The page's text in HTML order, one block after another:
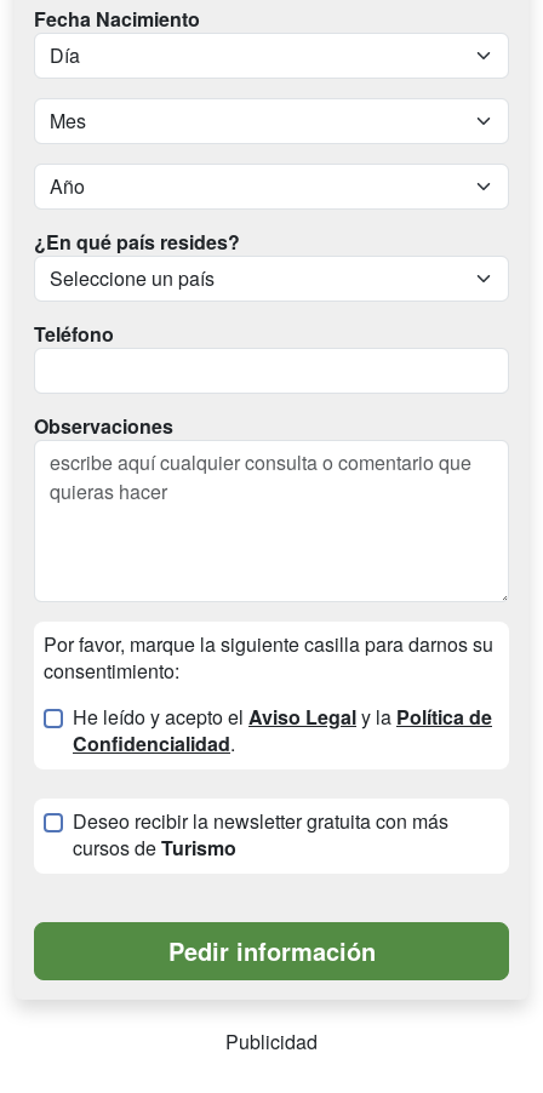
Fecha Nacimiento
¿En qué país resides?
Teléfono
Observaciones
Por favor, marque la siguiente casilla para darnos su
consentimiento:
He leído y acepto el Aviso Legaly la Política de
Confidencialidad.
Deseo recibir la newsletter gratuita con más
cursos deTurismo
Publicidad